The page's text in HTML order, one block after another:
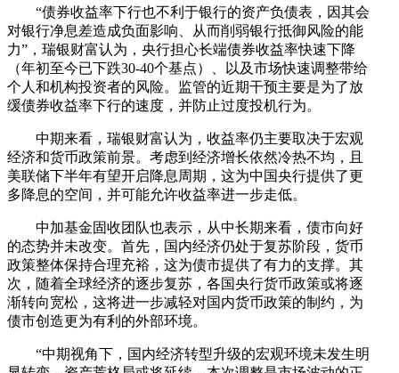
“债券收益率下行也不利于银行的资产负债表，因其会
对银行净息差造成负面影响、从而削弱银行抵御风险的能
力”，瑞银财富认为，央行担心长端债券收益率快速下降
（年初至今已下跌30-40个基点）、以及市场快速调整带给
个人和机构投资者的风险。监管的近期干预主要是为了放
缓债券收益率下行的速度，并防止过度投机行为。
中期来看，瑞银财富认为，收益率仍主要取决于宏观
经济和货币政策前景。考虑到经济增长依然冷热不均，且
美联储下半年有望开启降息周期，这为中国央行提供了更
多降息的空间，并可能允许收益率进一步走低。
中加基金固收团队也表示，从中长期来看，债市向好
的态势并未改变。首先，国内经济仍处于复苏阶段，货币
政策整体保持合理充裕，这为债市提供了有力的支撑。其
次，随着全球经济的逐步复苏，各国央行货币政策或将逐
渐转向宽松，这将进一步减轻对国内货币政策的制约，为
债市创造更为有利的外部环境。
“中期视角下，国内经济转型升级的宏观环境未发生明